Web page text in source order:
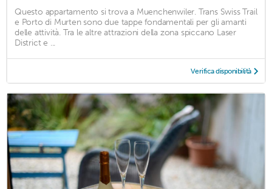
Questo appartamento si trova a Muenchenwiler. Trans Swiss Trail
e Porto di Murten sono due tappe fondamentali per gli amanti
delle attività. Tra le altre attrazioni della zona spiccano Laser
District e ...
Verifica disponibilità